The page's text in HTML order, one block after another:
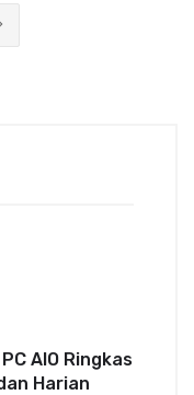
AIO Ringkas
Harian